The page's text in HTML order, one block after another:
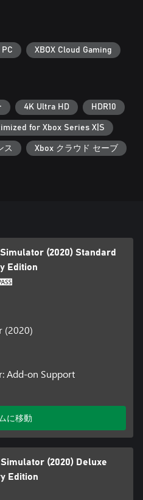
PC XBOX Cloud Gaming
4K Ultra HD HDR10
for Xbox Series X|S
ス Xbox クラウド セーブ
(2020) Standard
Edition
(2020)
Add-on Support
に移動
(2020) Deluxe
Edition